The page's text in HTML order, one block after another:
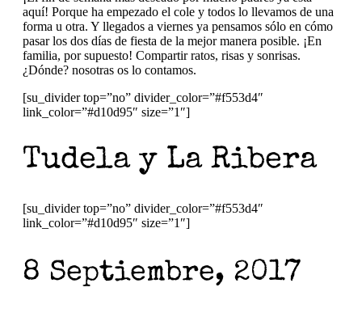
aquí! Porque ha empezado el cole y todos lo llevamos de una
forma u otra. Y llegados a viernes ya pensamos sólo en cómo
pasar los dos días de fiesta de la mejor manera posible. ¡En
familia, por supuesto! Compartir ratos, risas y sonrisas.
¿Dónde? nosotras os lo contamos.
[su_divider top=”no” divider_color=”#f553d4″
link_color=”#d10d95″ size=”1″]
Tudela y La Ribera
[su_divider top=”no” divider_color=”#f553d4″
link_color=”#d10d95″ size=”1″]
8 Septiembre, 2017